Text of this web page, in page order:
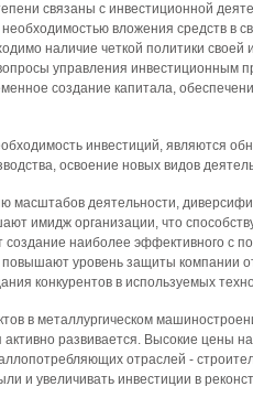
связаны с инвестиционной
вложения средств в
наличие четкой политики
управления инвестиционным
создание капитала,
инвестиций, являются
освоение новых видов
масштабов деятельности,
имидж организации, что
наиболее эффективного с
повышают уровень защиты компании
конкурентов в используемых
в металлургическом
развивается. Высокие цены
отраслей -
и увеличивать инвестиции в